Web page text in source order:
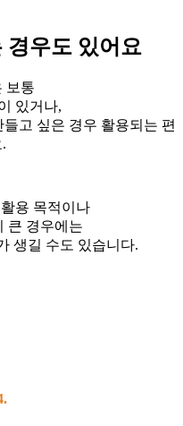
경우도 있어요
보통
있거나,
고 싶은 경우 활용되는 편
용 목적이나
큰 경우에는
생길 수도 있습니다.